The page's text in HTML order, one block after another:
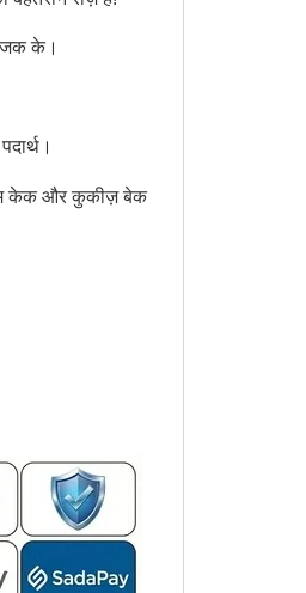
के।
केक और कुकीज़ बेक